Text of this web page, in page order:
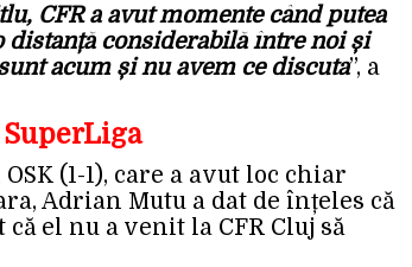
CFR a avut momente când putea
distanță considerabilă între noi și
acum și nu avem ce discuta”, a
(1-1), care a avut loc chiar
Adrian Mutu a dat de înțeles că
el nu a venit la CFR Cluj să